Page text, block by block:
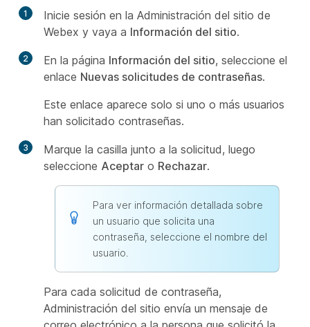
1
Inicie sesión en la Administración del sitio de
Webex y vaya a Información del sitio.
2 En la página Información del sitio, seleccione el
enlace Nuevas solicitudes de contraseñas.
Este enlace aparece solo si uno o más usuarios
han solicitado contraseñas.
3
Marque la casilla junto a la solicitud, luego
seleccione Aceptar o Rechazar.
Para ver información detallada sobre
un usuario que solicita una
contraseña, seleccione el nombre del
usuario.
Para cada solicitud de contraseña,
Administración del sitio envía un mensaje de